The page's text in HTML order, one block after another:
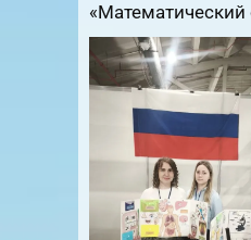
«Математический